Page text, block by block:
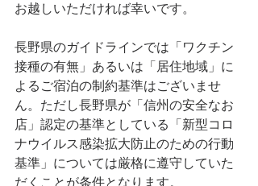
お越しいただければ幸いです。
長野県のガイドラインでは「ワクチン
接種の有無」あるいは「居住地域」に
よるご宿泊の制約基準はございませ
ん。ただし長野県が「信州の安全なお
店」認定の基準としている「新型コロ
ナウイルス感染拡大防止のための行動
基準」については厳格に遵守していた